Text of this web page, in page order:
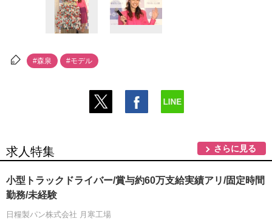
#森泉 #モデル
求人特集 さらに見る
小型トラックドライバー/賞与約60万支給実績アリ/固定時間
勤務/未経験
日糧製パン株式会社 月寒工場